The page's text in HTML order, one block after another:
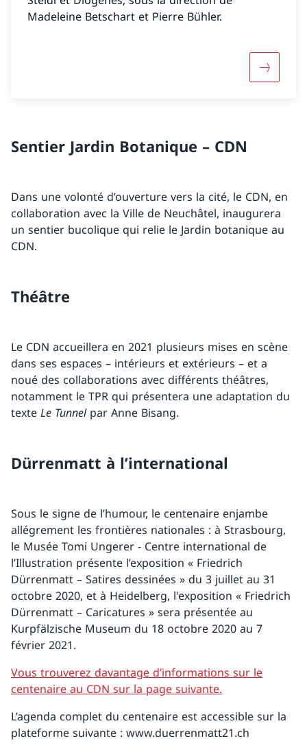
Madeleine Betschart et Pierre Bühler.
Sentier Jardin Botanique – CDN
Dans une volonté d’ouverture vers la cité, le CDN, en
collaboration avec la Ville de Neuchâtel, inaugurera
un sentier bucolique qui relie le Jardin botanique au
CDN.
Théâtre
Le CDN accueillera en 2021 plusieurs mises en scène
dans ses espaces – intérieurs et extérieurs – et a
noué des collaborations avec différents théâtres,
notamment le TPR qui présentera une adaptation du
texte Le Tunnelpar Anne Bisang.
Dürrenmatt à l’international
Sous le signe de l’humour, le centenaire enjambe
allégrement les frontières nationales : à Strasbourg,
le Musée Tomi Ungerer - Centre international de
l’Illustration présente l’exposition « Friedrich
Dürrenmatt – Satires dessinées » du 3 juillet au 31
octobre 2020, et à Heidelberg, l'exposition « Friedrich
Dürrenmatt – Caricatures » sera présentée au
Kurpfälzische Museum du 18 octobre 2020 au 7
février 2021.
Vous trouverez davantage d’informations sur le
centenaire au CDN sur la page suivante.
L’agenda complet du centenaire est accessible sur la
plateforme suivante : www.duerrenmatt21.ch